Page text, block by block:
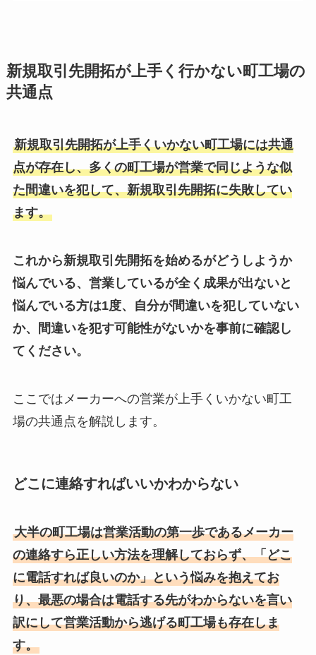
新規取引先開拓が上手く行かない町工場の
共通点
新規取引先開拓が上手くいかない町工場には共通
点が存在し、多くの町工場が営業で同じような似
た間違いを犯して、新規取引先開拓に失敗してい
ます。
これから新規取引先開拓を始めるがどうしようか
悩んでいる、営業しているが全く成果が出ないと
悩んでいる方は1度、自分が間違いを犯していない
か、間違いを犯す可能性がないかを事前に確認し
てください。
ここではメーカーへの営業が上手くいかない町工
場の共通点を解説します。
どこに連絡すればいいかわからない
大半の町工場は営業活動の第一歩であるメーカー
の連絡すら正しい方法を理解しておらず、「どこ
に電話すれば良いのか」という悩みを抱えてお
り、最悪の場合は電話する先がわからないを言い
訳にして営業活動から逃げる町工場も存在しま
す。